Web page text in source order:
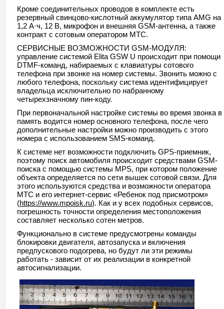
Кроме соединительных проводов в комплекте есть
резервный свинцово-кислотный аккумулятор типа AMG на
1,2 А·ч, 12 В, микрофон и внешняя GSM-антенна, а также
контракт с сотовым оператором МТС.
СЕРВИСНЫЕ ВОЗМОЖНОСТИ GSM-МОДУЛЯ:
управление системой Elita GSW U происходит при помощи
DTMF-команд, набираемых с клавиатуры сотового
телефона при звонке на номер системы. Звонить можно с
любого телефона, поскольку система идентифицирует
владельца исключительно по набранному
четырехзначному пин-коду.
При первоначальной настройке системы во время звонка в
память водится номер основного телефона, после чего
дополнительные настройки можно производить с этого
номера с использованием SMS-команд.
К системе нет возможности подключить GPS-приемник,
поэтому поиск автомобиля происходит средствами GSM-
поиска с помощью системы MPS, при котором положение
объекта определяется по сети вышек сотовой связи. Для
этого используются средства и возможности оператора
МТС и его интернет-сервис «Ребенок под присмотром»
(https://www.mpoisk.ru). Как и у всех подобных сервисов,
погрешность точности определения местоположения
составляет несколько сотен метров.
Функционально в системе предусмотрены команды
блокировки двигателя, автозапуска и включения
предпускового подогрева, но будут ли эти режимы
работать - зависит от их реализации в конкретной
автосигнализации.